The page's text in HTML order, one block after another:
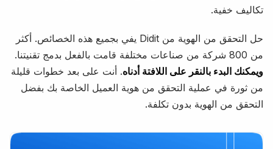
تكاليف خفية.
حل التحقق من الهوية من Didit يفي بجميع هذه الخصائص. أكثر
من 800 شركة من صناعات مختلفة قامت بالفعل بدمج تقنيتنا.
ويمكنك البدء بالنقر على اللافتة أدناه. أنت على بعد خطوات قليلة
من ثورة في عملية التحقق من هوية العميل الخاصة بك بفضل
التحقق من الهوية بدون تكلفة.